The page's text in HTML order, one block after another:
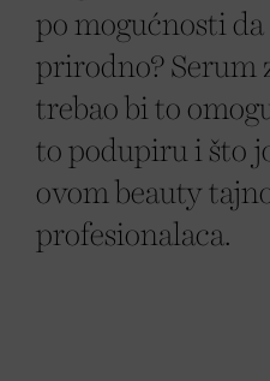
po mogućnosti da
prirodno? Serum
trebao bi to
to podupiru i što
ovom beauty
profesionalaca.